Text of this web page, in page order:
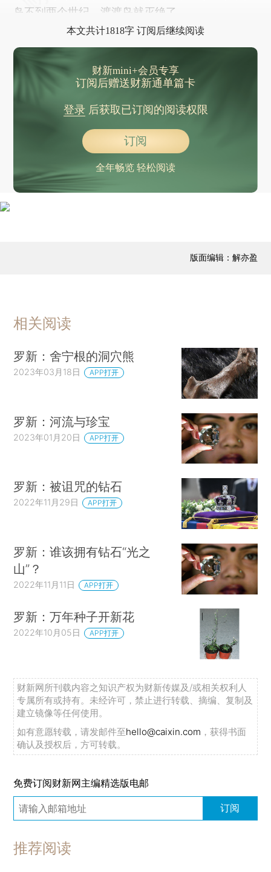
岛不到两个世纪，渡渡鸟就灭绝了。
本文共计1818字 订阅后继续阅读
财新mini+会员专享
订阅后赠送财新通单篇卡
登录后获取已订阅的阅读权限
订阅
全年畅览 轻松阅读
版面编辑：解亦盈
相关阅读
罗新：舍宁根的洞穴熊
2023年03月18日 APP打开
罗新：河流与珍宝
2023年01月20日 APP打开
罗新：被诅咒的钻石
2022年11月29日 APP打开
罗新：谁该拥有钻石“光之
山”？
2022年11月11日 APP打开
罗新：万年种子开新花
2022年10月05日 APP打开
财新网所刊载内容之知识产权为财新传媒及/或相关权利人
专属所有或持有。未经许可，禁止进行转载、摘编、复制及
建立镜像等任何使用。
如有意愿转载，请发邮件至hello@caixin.com ，获得书面
确认及授权后，方可转载。
免费订阅财新网主编精选版电邮
订阅
推荐阅读